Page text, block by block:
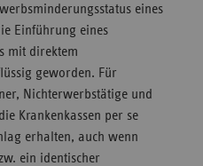
eines
Einführung eines
mit direktem
geworden. Für
Nichterwerbstätige und
Krankenkassen per se
erhalten, auch wenn
ein identischer